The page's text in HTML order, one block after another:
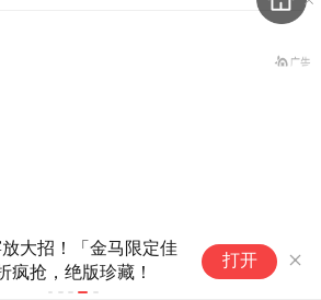
大招！「金马限定佳
疯抢，绝版珍藏！
打开